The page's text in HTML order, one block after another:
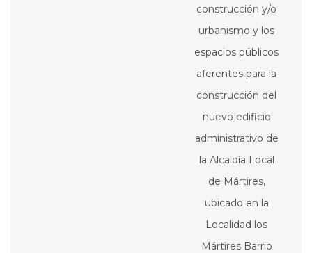
construcción y/o
urbanismo y los
espacios públicos
aferentes para la
construcción del
nuevo edificio
administrativo de
la Alcaldía Local
de Mártires,
ubicado en la
Localidad los
Mártires Barrio